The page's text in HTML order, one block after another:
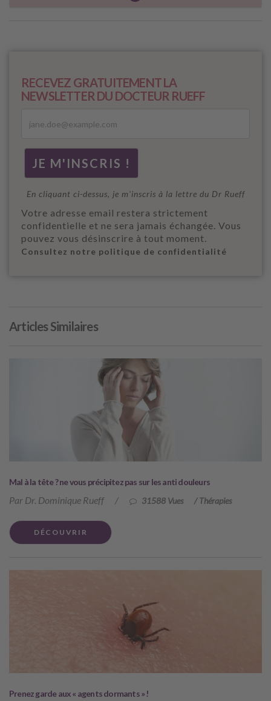
RECEVEZ GRATUITEMENT LA
NEWSLETTER DU DOCTEUR RUEFF
En cliquant ci-dessus, je m'inscris à la lettre du Dr Rueff
Votre adresse email restera strictement
confidentielle et ne sera jamais échangée. Vous
pouvez vous désinscrire à tout moment.
Consultez notre politique de confidentialité
Articles Similaires
Mal à la tête ? ne vous précipitez pas sur les anti douleurs
Par Dr. Dominique Rueff / 31588 Vues /Thérapies
DÉCOUVRIR
Prenez garde aux « agents dormants » !